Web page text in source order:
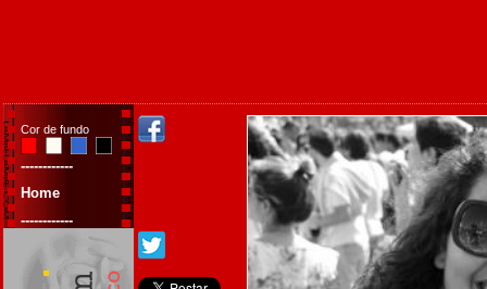
Cor de fundo
------------
Home
------------